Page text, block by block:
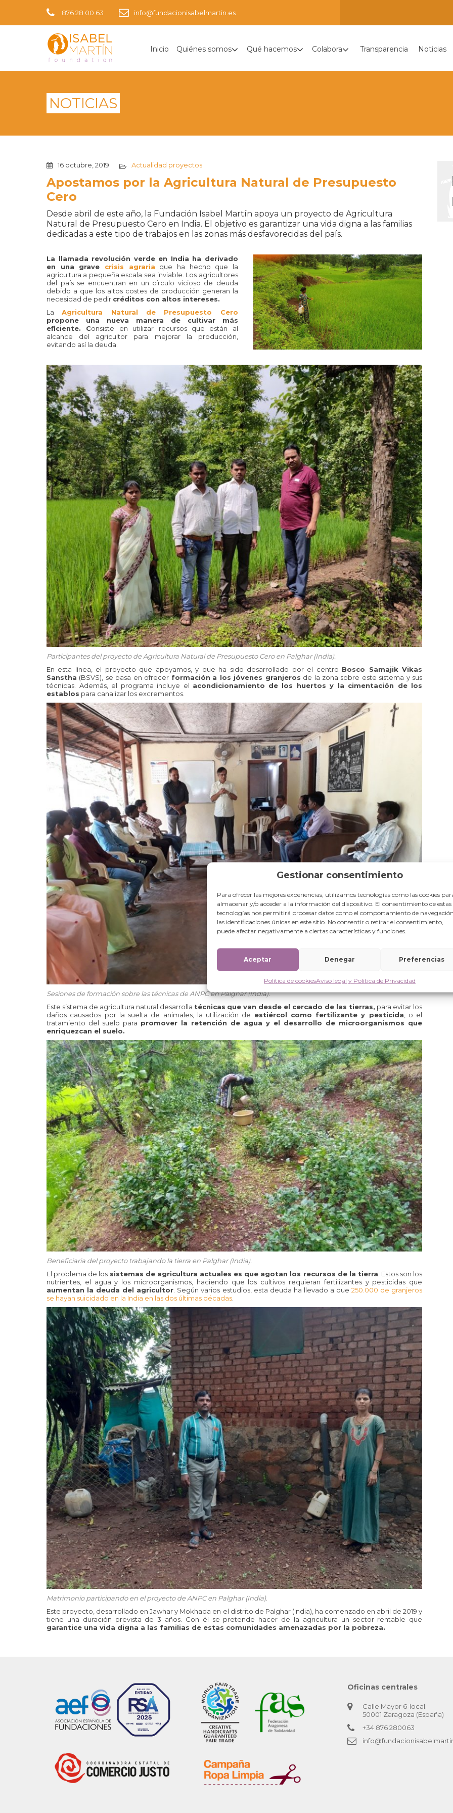
Gestionar consentimiento
Para ofrecer las mejores experiencias, utilizamos tecnologías como las cookies
almacenar y/o acceder a la información del dispositivo. El consentimiento de estas
tecnologías nos permitirá procesar datos como el comportamiento de
las identificaciones únicas en este sitio. No consentir o retirar el consentimiento,
puede afectar negativamente a ciertas características y funciones.
Aceptar Denegar Preferencias
Política de cookiesAviso legal y Política de Privacidad
876 28 00 63 info@fundacionisabelmartin.es
Inicio Quiénes somos Qué hacemos Colabora Transparencia Noticias
NOTICIAS
16 octubre, 2019 Actualidad proyectos
Apostamos por la Agricultura Natural de Presupuesto
Cero
Desde abril de este año, la Fundación Isabel Martín apoya un proyecto de Agricultura
Natural de Presupuesto Cero en India. El objetivo es garantizar una vida digna a las familias
dedicadas a este tipo de trabajos en las zonas más desfavorecidas del país.
La llamada revolución verde en India ha derivado
en una grave crisis agraria que ha hecho que la
agricultura a pequeña escala sea inviable. Los agricultores
del país se encuentran en un círculo vicioso de deuda
debido a que los altos costes de producción generan la
necesidad de pedir créditos con altos intereses.
LaAgricultura Natural de Presupuesto Cero
propone una nueva manera de cultivar más
eficiente. Consiste en utilizar recursos que están al
alcance del agricultor para mejorar la producción,
evitando así la deuda.
Participantes del proyecto de Agricultura Natural de Presupuesto Cero en Palghar (India).
En esta línea, el proyecto que apoyamos, y que ha sido desarrollado por el centro Bosco Samajik Vikas
Sanstha (BSVS), se basa en ofrecer formación a los jóvenes granjeros de la zona sobre este sistema y sus
técnicas. Además, el programa incluye el acondicionamiento de los huertos y la cimentación de los
establos para canalizar los excrementos.
Sesiones de formación sobre las técnicas de ANPC en Palghar (India).
Este sistema de agricultura natural desarrolla técnicas que van desde el cercado de las tierras, para evitar los
daños causados por la suelta de animales, la utilización de estiércol como fertilizante y pesticida , o el
tratamiento del suelo para promover la retención de agua y el desarrollo de microorganismos que
enriquezcan el suelo.
Beneficiaria del proyecto trabajando la tierra en Palghar (India).
El problema de los sistemas de agricultura actuales es que agotan los recursos de la tierra . Estos son los
nutrientes, el agua y los microorganismos, haciendo que los cultivos requieran fertilizantes y pesticidas que
aumentan la deuda del agricultor . Según varios estudios, esta deuda ha llevado a que250.000 de granjeros
se hayan suicidado en la India en las dos últimas décadas
Matrimonio participando en el proyecto de ANPC en Palghar (India).
Este proyecto, desarrollado en Jawhar y Mokhada en el distrito de Palghar (India), ha comenzado en abril de 2019 y
tiene una duración prevista de 3 años. Con él se pretende hacer de la agricultura un sector rentable que
garantice una vida digna a las familias de estas comunidades amenazadas por la pobreza.
Oficinas centrales
Calle Mayor 6-local.
50001 Zaragoza (España)
+34 876 280063